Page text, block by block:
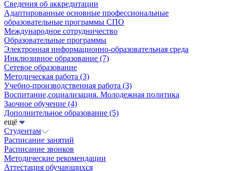
Сведения об аккредитации
Адаптированные основные профессиональные
образовательные программы СПО
Международное сотрудничество
Образовательные программы
Электронная информационно-образовательная среда
Инклюзивное образование (7)
Сетевое образование
Методическая работа (3)
Учебно-производственная работа (3)
Воспитание,социализация. Молодежная политика
Заочное обучение (4)
Дополнительное образование (5)
ещё
Студентам
Расписание занятий
Расписание звонков
Методические рекомендации
Аттестация обучающихся